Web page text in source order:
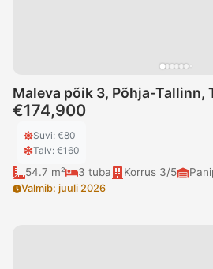
Maleva põik 3, Põhja-Tallinn,
€174,900
Suvi: €80
Talv: €160
54.7 m² 3 tuba Korrus 3/5
Valmib: juuli 2026